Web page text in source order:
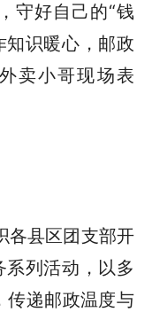
守好自己的“钱
知识暖心，邮政
卖小哥现场表
各县区团支部开
系列活动，以多
传递邮政温度与